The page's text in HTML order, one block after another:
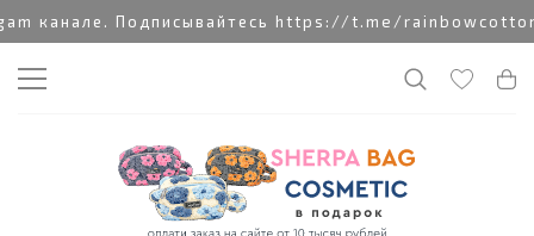
канале. Подписывайтесь https://t.me/